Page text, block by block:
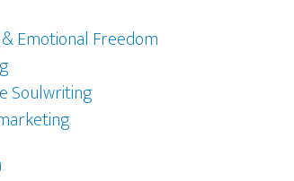
Emotional Freedom
Soulwriting